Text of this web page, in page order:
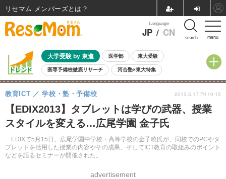
menu
Language
JP / CN search
大学受験 by 東進 医学部 東大受験
医専予備校徹底リサーチ 河合塾×東大特集
親子で考える大学選び 高校受験 中学受験 小学校受験
共通テスト 夏休み 8月開催学校説明会・相談会
8月開催イベント・WS 全国公立高校 過去問 人気記事
自由研究教材（小学生向け） 自由研究教材（中学生向け）
【EDIX2013】タブレットは学びの武器、授業
スタイルを変える…広尾学園 金子氏
EDIXで5月15日、広尾学園中学校・高等学校の金子暁氏が、同校でのPCやタ
ブレットを活用した授業の内容やその成果、そしてICT教育の取組みのポイント
などを語るセミナーが開催された。
教育ICT 学校・塾・予備校
advertisement
2013.5.17 Fri 10:15
リセマム メンバーズ